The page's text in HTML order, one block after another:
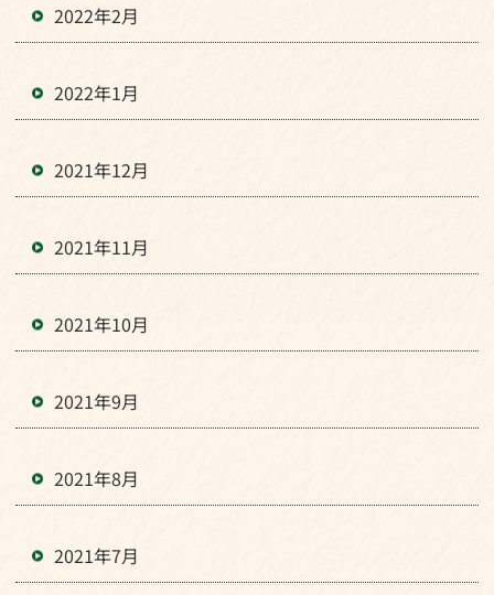
2022年2月
2022年1月
2021年12月
2021年11月
2021年10月
2021年9月
2021年8月
2021年7月